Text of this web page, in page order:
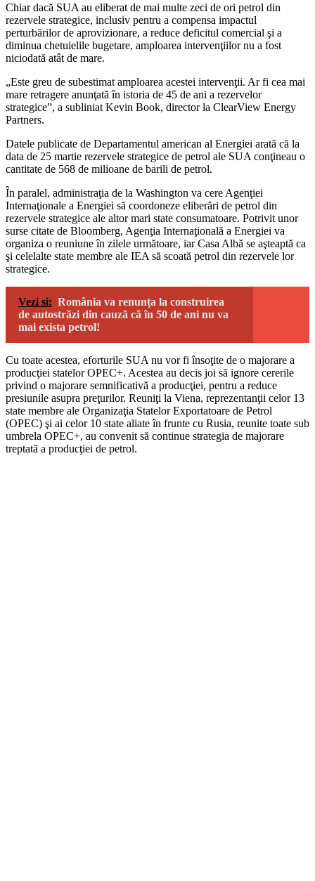
Chiar dacă SUA au eliberat de mai multe zeci de ori petrol din
rezervele strategice, inclusiv pentru a compensa impactul
perturbărilor de aprovizionare, a reduce deficitul comercial şi a
diminua chetuielile bugetare, amploarea intervenţiilor nu a fost
niciodată atât de mare.
„Este greu de subestimat amploarea acestei intervenţii. Ar fi cea mai
mare retragere anunţată în istoria de 45 de ani a rezervelor
strategice”, a subliniat Kevin Book, director la ClearView Energy
Partners.
Datele publicate de Departamentul american al Energiei arată că la
data de 25 martie rezervele strategice de petrol ale SUA conţineau o
cantitate de 568 de milioane de barili de petrol.
În paralel, administraţia de la Washington va cere Agenţiei
Internaţionale a Energiei să coordoneze eliberări de petrol din
rezervele strategice ale altor mari state consumatoare. Potrivit unor
surse citate de Bloomberg, Agenţia Internaţională a Energiei va
organiza o reuniune în zilele următoare, iar Casa Albă se aşteaptă ca
şi celelalte state membre ale IEA să scoată petrol din rezervele lor
strategice.
Vezi si: România va renunța la construirea
de autostrăzi din cauză că în 50 de ani nu va
mai exista petrol!
Cu toate acestea, eforturile SUA nu vor fi însoţite de o majorare a
producţiei statelor OPEC+. Acestea au decis joi să ignore cererile
privind o majorare semnificativă a producţiei, pentru a reduce
presiunile asupra preţurilor. Reuniţi la Viena, reprezentanţii celor 13
state membre ale Organizaţia Statelor Exportatoare de Petrol
(OPEC) şi ai celor 10 state aliate în frunte cu Rusia, reunite toate sub
umbrela OPEC+, au convenit să continue strategia de majorare
treptată a producţiei de petrol.